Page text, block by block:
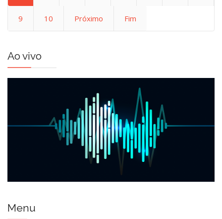
9 10 Próximo Fim
Ao vivo
Menu